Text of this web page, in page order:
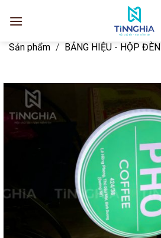
Sản phẩm / BẢNG HIỆU - HỘP ĐÈN